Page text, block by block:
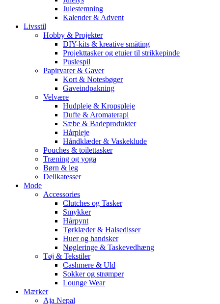
Julestemning
Kalender & Advent
Livsstil
Hobby & Projekter
DIY-kits & kreative småting
Projekttasker og etuier til strikkepinde
Puslespil
Papirvarer & Gaver
Kort & Notesbøger
Gaveindpakning
Velvære
Hudpleje & Kropspleje
Dufte & Aromaterapi
Sæbe & Badeprodukter
Hårpleje
Håndklæder & Vaskeklude
Pouches & toilettasker
Træning og yoga
Børn & leg
Delikatesser
Mode
Accessories
Clutches og Tasker
Smykker
Hårpynt
Tørklæder & Halsedisser
Huer og handsker
Nøgleringe & Taskevedhæng
Tøj & Tekstiler
Cashmere & Uld
Sokker og strømper
Lounge Wear
Mærker
Aja Nepal